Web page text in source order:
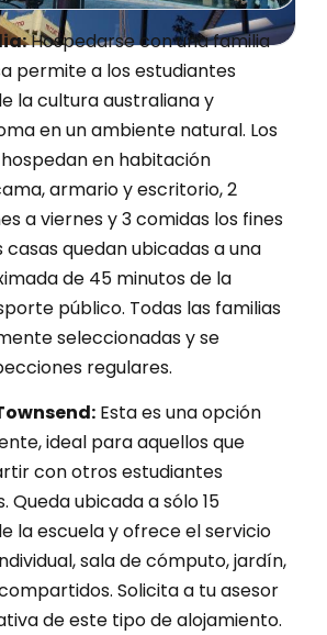
Hospedarse con una familia
permite a los estudiantes
la cultura australiana y
en un ambiente natural. Los
en habitación
armario y escritorio, 2
a viernes y 3 comidas los fines
casas quedan ubicadas a una
de 45 minutos de la
público. Todas las familias
seleccionadas y se
regulares.
Esta es una opción
ideal para aquellos que
con otros estudiantes
Queda ubicada a sólo 15
la escuela y ofrece el servicio
sala de cómputo, jardín,
Solicita a tu asesor
de este tipo de alojamiento.